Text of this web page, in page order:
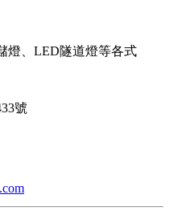
燈、LED隧道燈等各式
號